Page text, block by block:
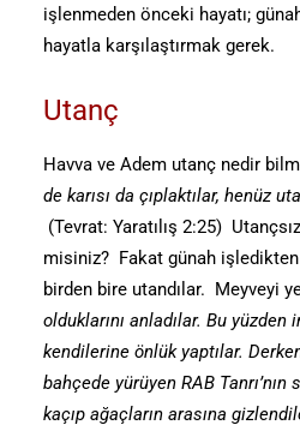
işlenmeden önceki hayatı;
hayatla karşılaştırmak gerek.
Utanç
Havva ve Adem utanç nedir
de karısı da çıplaktılar, henüz
(Tevrat: Yaratılış 2:25)
misiniz? Fakat günah
birden bire utandılar. Meyveyi
olduklarını anladılar. Bu yüzden
kendilerine önlük yaptılar.
bahçede yürüyen RAB Tanrı’nın
kaçıp ağaçların arasına